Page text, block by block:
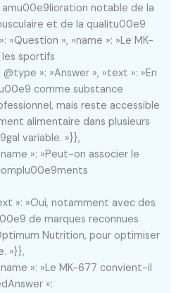
amu00e9lioration notable de la
et de la qualitu00e9
»Question », »name »: »Le MK-
sportifs
»: »Answer », »text »: »En
comme substance
mais reste accessible
alimentaire dans plusieurs
variable. »}},
»: »Peut-on associer le
»: »Oui, notamment avec des
de marques reconnues
Nutrition, pour optimiser
»}},
»: »Le MK-677 convient-il
»: